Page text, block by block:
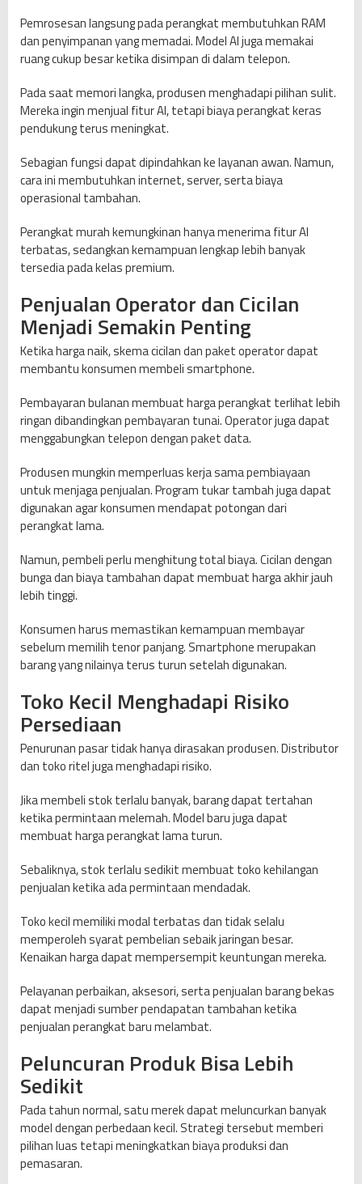
Pemrosesan langsung pada perangkat membutuhkan RAM
dan penyimpanan yang memadai. Model AI juga memakai
ruang cukup besar ketika disimpan di dalam telepon.
Pada saat memori langka, produsen menghadapi pilihan sulit.
Mereka ingin menjual fitur AI, tetapi biaya perangkat keras
pendukung terus meningkat.
Sebagian fungsi dapat dipindahkan ke layanan awan. Namun,
cara ini membutuhkan internet, server, serta biaya
operasional tambahan.
Perangkat murah kemungkinan hanya menerima fitur AI
terbatas, sedangkan kemampuan lengkap lebih banyak
tersedia pada kelas premium.
Penjualan Operator dan Cicilan
Menjadi Semakin Penting
Ketika harga naik, skema cicilan dan paket operator dapat
membantu konsumen membeli smartphone.
Pembayaran bulanan membuat harga perangkat terlihat lebih
ringan dibandingkan pembayaran tunai. Operator juga dapat
menggabungkan telepon dengan paket data.
Produsen mungkin memperluas kerja sama pembiayaan
untuk menjaga penjualan. Program tukar tambah juga dapat
digunakan agar konsumen mendapat potongan dari
perangkat lama.
Namun, pembeli perlu menghitung total biaya. Cicilan dengan
bunga dan biaya tambahan dapat membuat harga akhir jauh
lebih tinggi.
Konsumen harus memastikan kemampuan membayar
sebelum memilih tenor panjang. Smartphone merupakan
barang yang nilainya terus turun setelah digunakan.
Toko Kecil Menghadapi Risiko
Persediaan
Penurunan pasar tidak hanya dirasakan produsen. Distributor
dan toko ritel juga menghadapi risiko.
Jika membeli stok terlalu banyak, barang dapat tertahan
ketika permintaan melemah. Model baru juga dapat
membuat harga perangkat lama turun.
Sebaliknya, stok terlalu sedikit membuat toko kehilangan
penjualan ketika ada permintaan mendadak.
Toko kecil memiliki modal terbatas dan tidak selalu
memperoleh syarat pembelian sebaik jaringan besar.
Kenaikan harga dapat mempersempit keuntungan mereka.
Pelayanan perbaikan, aksesori, serta penjualan barang bekas
dapat menjadi sumber pendapatan tambahan ketika
penjualan perangkat baru melambat.
Peluncuran Produk Bisa Lebih
Sedikit
Pada tahun normal, satu merek dapat meluncurkan banyak
model dengan perbedaan kecil. Strategi tersebut memberi
pilihan luas tetapi meningkatkan biaya produksi dan
pemasaran.